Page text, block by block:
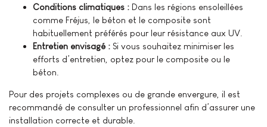
Conditions climatiques : Dans les régions ensoleillées
comme Fréjus, le béton et le composite sont
habituellement préférés pour leur résistance aux UV.
Entretien envisagé : Si vous souhaitez minimiser les
efforts d’entretien, optez pour le composite ou le
béton.
Pour des projets complexes ou de grande envergure, il est
recommandé de consulter un professionnel afin d’assurer une
installation correcte et durable.